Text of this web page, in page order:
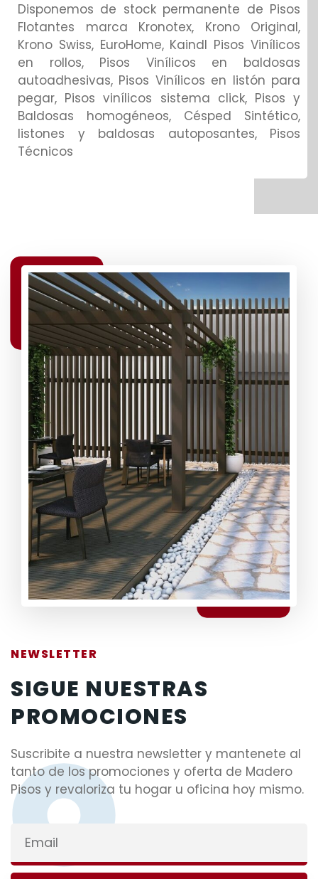
Disponemos de stock permanente de Pisos
Flotantes marca Kronotex, Krono Original,
Krono Swiss, EuroHome, Kaindl Pisos Vinílicos
en rollos, Pisos Vinílicos en baldosas
autoadhesivas, Pisos Vinílicos en listón para
pegar, Pisos vinílicos sistema click, Pisos y
Baldosas homogéneos, Césped Sintético,
listones y baldosas autoposantes, Pisos
Técnicos
NEWSLETTER
SIGUE NUESTRAS
PROMOCIONES
Suscribite a nuestra newsletter y mantenete al
tanto de los promociones y oferta de Madero
Pisos y revaloriza tu hogar u oficina hoy mismo.